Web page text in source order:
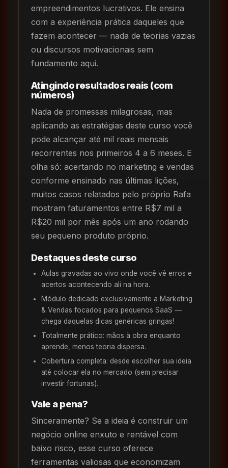
empreendimentos lucrativos. Ele ensina
com a experiência prática daqueles que
fazem acontecer — nada de teorias vazias
ou discursos motivacionais sem
fundamento aqui.
Atingindo resultados reais (com
números)
Nada de promessas milagrosas, mas
aplicando as estratégias deste curso você
pode alcançar até mil reais mensais
recorrentes nos primeiros 4 a 6 meses. E
olha só: acertando no marketing e vendas
conforme ensinado nas últimas lições,
muitos casos relatados pelo próprio Rafa
mostram faturamentos entre R$7 mil a
R$20 mil por mês após um ano rodando
seu pequeno produto próprio.
Destaques deste curso
Aulas gravadas ao vivo onde você vê erros e
acertos acontecendo ali na hora.
Módulo dedicado exclusivamente a Marketing
& Vendas focados para pequenos SaaS —
chega daquelas dicas genéricas gringas!
Totalmente prático: mãos à obra enquanto
aprende, menos teoria dispersa.
Cobertura completa: desde escolher sua ideia
até colocar ela no mercado (sem precisar
investir fortunas).
Vale a pena?
Sinceramente? Se a ideia é construir um
negócio online enxuto e rentável com
baixo risco, esse curso oferece
ferramentas valiosas que economizam